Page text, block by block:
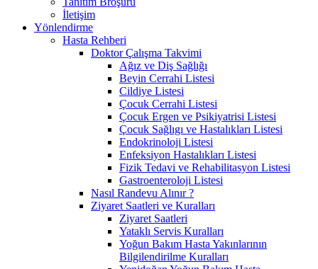
İletişim
Yönlendirme
Hasta Rehberi
Doktor Çalışma Takvimi
Ağız ve Diş Sağlığı
Beyin Cerrahi Listesi
Cildiye Listesi
Çocuk Cerrahi Listesi
Çocuk Ergen ve Psikiyatrisi Listesi
Çocuk Sağlıgı ve Hastalıkları Listesi
Endokrinoloji Listesi
Enfeksiyon Hastalıkları Listesi
Fizik Tedavi ve Rehabilitasyon Listesi
Gastroenteroloji Listesi
Nasıl Randevu Alınır ?
Ziyaret Saatleri ve Kuralları
Ziyaret Saatleri
Yataklı Servis Kuralları
Yoğun Bakım Hasta Yakınlarının
Bilgilendirilme Kuralları